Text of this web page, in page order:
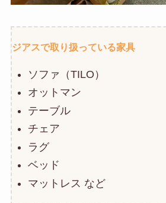
ジアスで取り扱っている家具
ソファ（TILO）
オットマン
テーブル
チェア
ラグ
ベッド
マットレス など